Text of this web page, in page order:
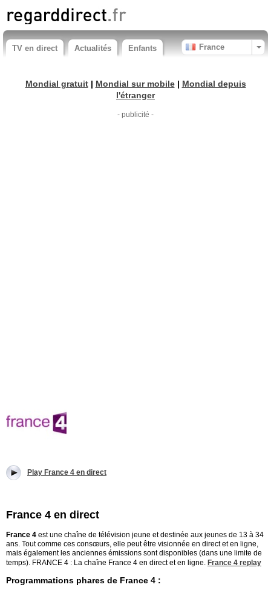
TV en direct Actualités Enfants France
Mondial gratuit| Mondial sur mobile| Mondial depuis
l'étranger
- publicité -
Play France 4 en direct
France 4 en direct
France 4 est une chaîne de télévision jeune et destinée aux jeunes de 13 à 34
ans. Tout comme ces consœurs, elle peut être visionnée en direct et en ligne,
mais également les anciennes émissions sont disponibles (dans une limite de
temps). FRANCE 4 : La chaîne France 4 en direct et en ligne. France 4 replay
Programmations phares de France 4 :